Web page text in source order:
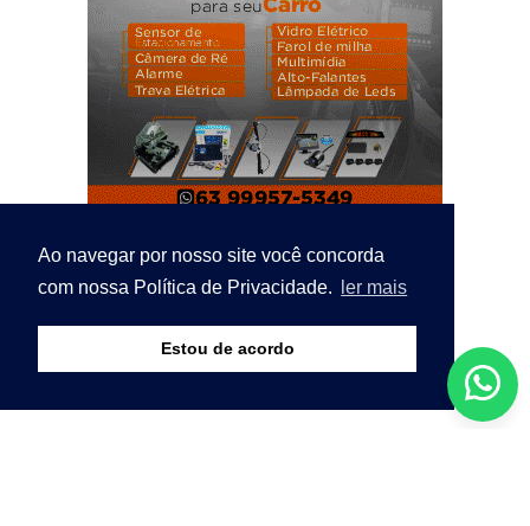
Ao navegar por nosso site você concorda
com nossa Política de Privacidade.
ler mais
Estou de acordo